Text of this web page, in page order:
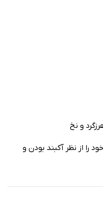
و نخ
را از نظر آکبند بودن و